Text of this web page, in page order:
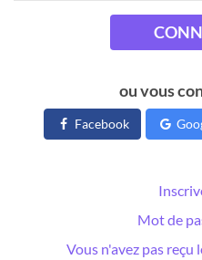
ou vous
Facebook
Mot de
Vous n'avez pas reçu